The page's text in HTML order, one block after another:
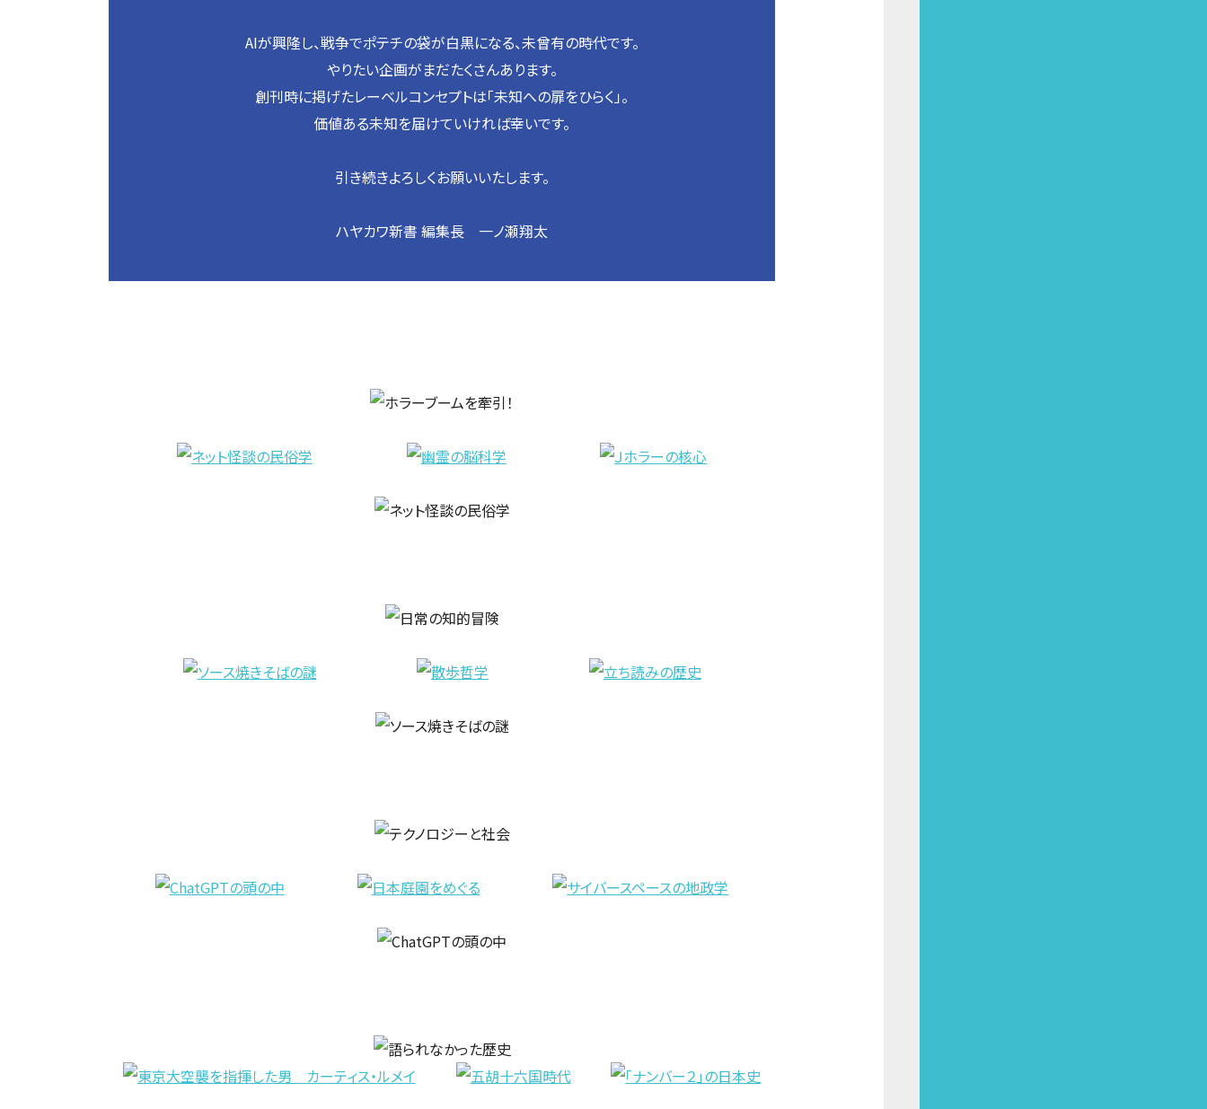
AIが興隆し、戦争でポテチの袋が白黒になる、未曾有の時代です。
やりたい企画がまだたくさんあります。
創刊時に掲げたレーベルコンセプトは「未知への扉をひらく」。
価値ある未知を届けていければ幸いです。
引き続きよろしくお願いいたします。
ハヤカワ新書 編集長 一ノ瀬翔太